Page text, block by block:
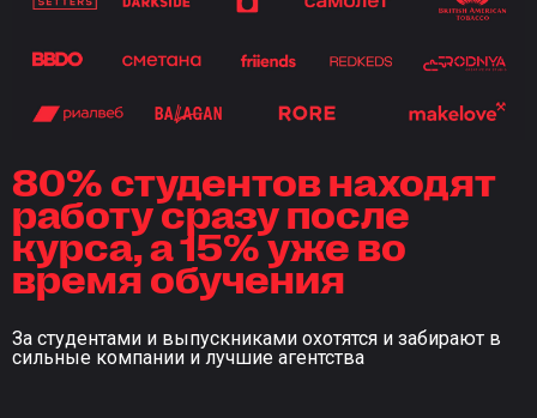
80% студентов находят
работу сразу после
курса, а 15% уже во
время обучения
За студентами и выпускниками охотятся и забирают в
сильные компании и лучшие агентства